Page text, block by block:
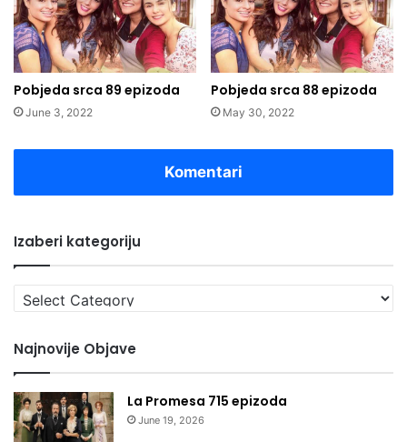
Pobjeda srca 89 epizoda
June 3, 2022
Pobjeda srca 88 epizoda
May 30, 2022
Komentari
Izaberi kategoriju
Izaberi
kategoriju
Najnovije Objave
La Promesa 715 epizoda
June 19, 2026